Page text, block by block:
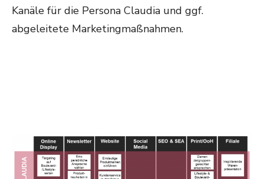
Kanäle für die Persona Claudia und ggf.
abgeleitete Marketingmaßnahmen.